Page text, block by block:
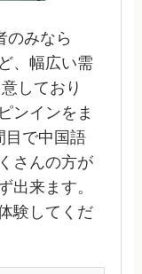
のみなら
、幅広い需
しており
ンインをま
目で中国語
さんの方が
出来ます。
験してくだ